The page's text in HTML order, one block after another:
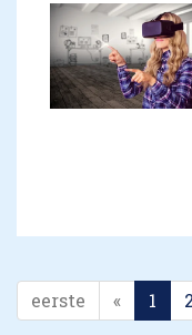
eerste « 1 2